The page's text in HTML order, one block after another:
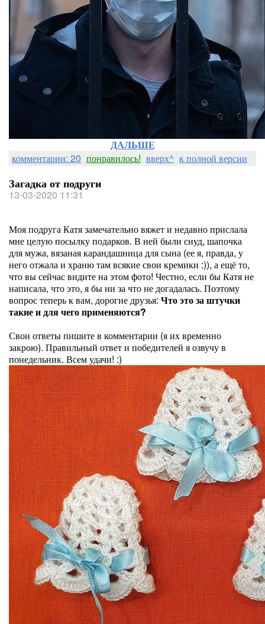
ДАЛЬШЕ
комментарии: 20 понравилось! вверх^ к полной версии
Загадка от подруги
13-03-2020 11:31
Моя подруга Катя замечательно вяжет и недавно прислала
мне целую посылку подарков. В ней были снуд, шапочка
для мужа, вязаная карандашница для сына (ее я, правда, у
него отжала и храню там всякие свои кремики :)), а ещё то,
что вы сейчас видите на этом фото! Честно, если бы Катя не
написала, что это, я бы ни за что не догадалась. Поэтому
вопрос теперь к вам, дорогие друзья: Что это за штучки
такие и для чего применяются?
Свои ответы пишите в комментарии (я их временно
закрою). Правильный ответ и победителей я озвучу в
понедельник. Всем удачи! :)